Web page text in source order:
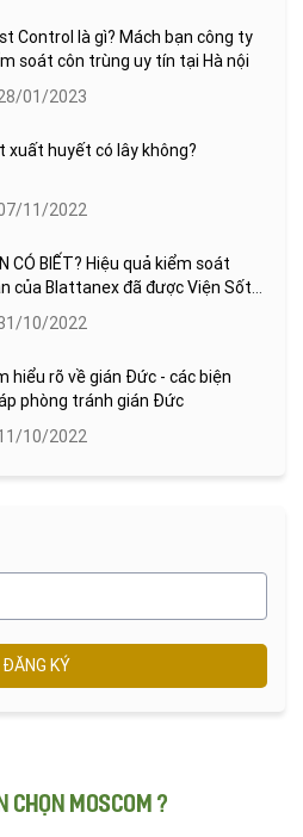
Control là gì? Mách bạn công ty
soát côn trùng uy tín tại Hà nội
01/2023
xuất huyết có lây không?
11/2022
CÓ BIẾT? Hiệu quả kiểm soát
của Blattanex đã được Viện Sốt
ký sinh trùng quốc gia (NIMPE)
chứng !
10/2022
hiểu rõ về gián Đức - các biện
phòng tránh gián Đức
10/2022
ĐĂNG KÝ
CHỌN MOSCOM ?